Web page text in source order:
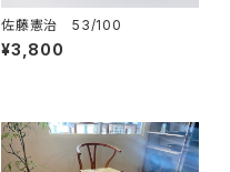
佐藤憲治 53/100
¥3,800